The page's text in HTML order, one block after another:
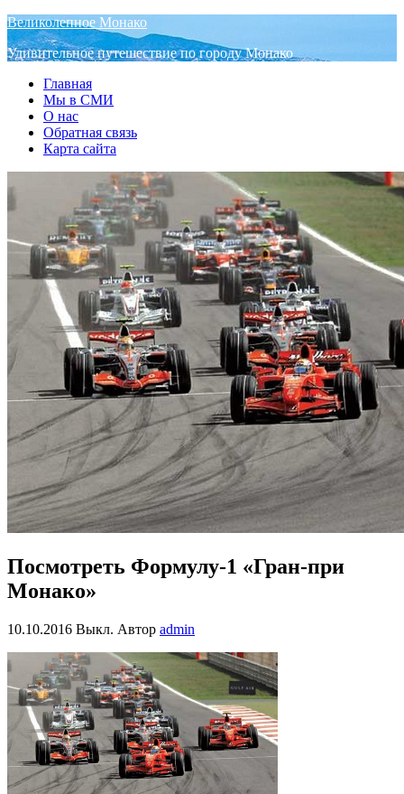
Великолепное Монако
Удивительное путешествие по городу Монако
Главная
Мы в СМИ
О нас
Обратная связь
Карта сайта
Посмотреть Формулу-1 «Гран-при
Монако»
10.10.2016 Выкл. Автор admin